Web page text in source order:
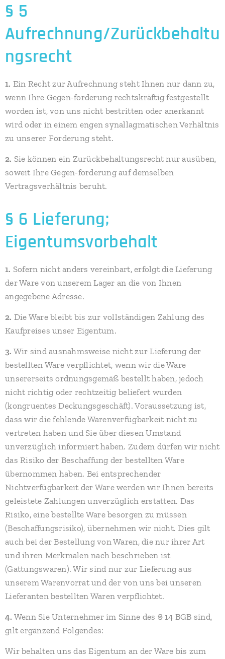
§ 5
Aufrechnung/Zurückbehaltu
ngsrecht
1. Ein Recht zur Aufrechnung steht Ihnen nur dann zu,
wenn Ihre Gegen-forderung rechtskräftig festgestellt
worden ist, von uns nicht bestritten oder anerkannt
wird oder in einem engen synallagmatischen Verhältnis
zu unserer Forderung steht.
2. Sie können ein Zurückbehaltungsrecht nur ausüben,
soweit Ihre Gegen-forderung auf demselben
Vertragsverhältnis beruht.
§ 6 Lieferung;
Eigentumsvorbehalt
1. Sofern nicht anders vereinbart, erfolgt die Lieferung
der Ware von unserem Lager an die von Ihnen
angegebene Adresse.
2. Die Ware bleibt bis zur vollständigen Zahlung des
Kaufpreises unser Eigentum.
3. Wir sind ausnahmsweise nicht zur Lieferung der
bestellten Ware verpflichtet, wenn wir die Ware
unsererseits ordnungsgemäß bestellt haben, jedoch
nicht richtig oder rechtzeitig beliefert wurden
(kongruentes Deckungsgeschäft). Voraussetzung ist,
dass wir die fehlende Warenverfügbarkeit nicht zu
vertreten haben und Sie über diesen Umstand
unverzüglich informiert haben. Zudem dürfen wir nicht
das Risiko der Beschaffung der bestellten Ware
übernommen haben. Bei entsprechender
Nichtverfügbarkeit der Ware werden wir Ihnen bereits
geleistete Zahlungen unverzüglich erstatten. Das
Risiko, eine bestellte Ware besorgen zu müssen
(Beschaffungsrisiko), übernehmen wir nicht. Dies gilt
auch bei der Bestellung von Waren, die nur ihrer Art
und ihren Merkmalen nach beschrieben ist
(Gattungswaren). Wir sind nur zur Lieferung aus
unserem Warenvorrat und der von uns bei unseren
Lieferanten bestellten Waren verpflichtet.
4. Wenn Sie Unternehmer im Sinne des § 14 BGB sind,
gilt ergänzend Folgendes:
Wir behalten uns das Eigentum an der Ware bis zum